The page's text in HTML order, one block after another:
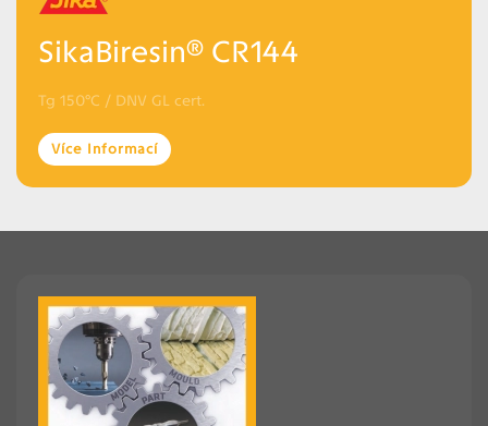
SikaBiresin® CR144
Tg 150°C / DNV GL cert.
Více Informací